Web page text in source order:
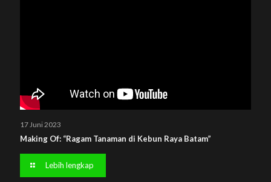
17 Juni 2023
Making Of: “Ragam Tanaman di Kebun Raya Batam”
Lebih lengkap